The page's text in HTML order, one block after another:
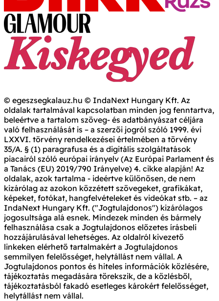
© egeszsegkalauz.hu © IndaNext Hungary Kft. Az
oldalak tartalmával kapcsolatban minden jog fenntartva,
beleértve a tartalom szöveg- és adatbányászat céljára
való felhasználását is – a szerzői jogról szóló 1999. évi
LXXVI. törvény rendelkezései értelmében a törvény
35/A. § (1) paragrafusa és a digitális szolgáltatások
piacairól szóló európai irányelv (Az Európai Parlament és
a Tanács (EU) 2019/790 Irányelve) 4. cikke alapján! Az
oldalak, azok tartalma - ideértve különösen, de nem
kizárólag az azokon közzétett szövegeket, grafikákat,
képeket, fotókat, hangfelvételeket és videókat stb. – az
IndaNext Hungary Kft. ("Jogtulajdonos") kizárólagos
jogosultsága alá esnek. Mindezek minden és bármely
felhasználása csak a Jogtulajdonos előzetes írásbeli
hozzájárulásával lehetséges. Az oldalról kivezető
linkeken elérhető tartalmakért a Jogtulajdonos
semmilyen felelősséget, helytállást nem vállal. A
Jogtulajdonos pontos és hiteles információk közlésére,
tájékoztatás megadására törekszik, de a közlésből,
tájékoztatásból fakadó esetleges károkért felelősséget,
helytállást nem vállal.